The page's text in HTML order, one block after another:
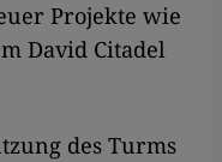
Projekte wie
David Citadel
des Turms